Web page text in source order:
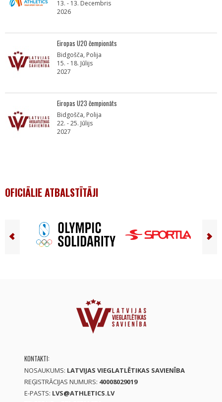
13. - 13. Decembris
2026
Eiropas U20 čempionāts
Bidgošča, Polija
15. - 18. Jūlijs
2027
Eiropas U23 čempionāts
Bidgošča, Polija
22. - 25. Jūlijs
2027
OFICIĀLIE ATBALSTĪTĀJI
KONTAKTI:
NOSAUKUMS: LATVIJAS VIEGLATLĒTIKAS SAVIENĪBA
REĢISTRĀCIJAS NUMURS: 40008029019
E-PASTS: LVS@ATHLETICS.LV